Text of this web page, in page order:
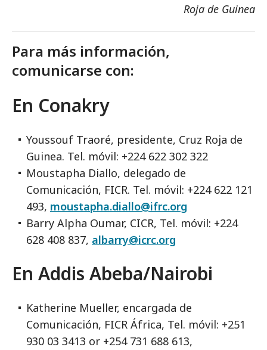
Roja de Guinea
Para más información,
comunicarse con:
En Conakry
Youssouf Traoré, presidente, Cruz Roja de
Guinea. Tel. móvil: +224 622 302 322
Moustapha Diallo, delegado de
Comunicación, FICR. Tel. móvil: +224 622 121
493, moustapha.diallo@ifrc.org
Barry Alpha Oumar, CICR, Tel. móvil: +224
628 408 837, albarry@icrc.org
En Addis Abeba/Nairobi
Katherine Mueller, encargada de
Comunicación, FICR África, Tel. móvil: +251
930 03 3413 or +254 731 688 613,